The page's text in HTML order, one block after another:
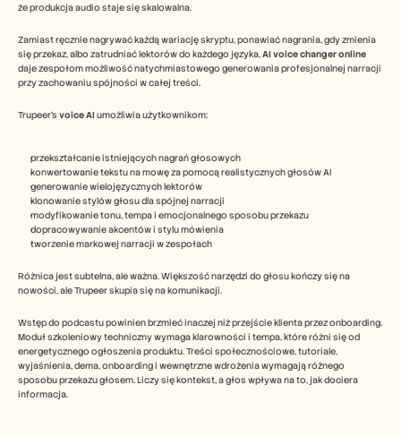
że produkcja audio staje się skalowalna.
Zamiast ręcznie nagrywać każdą wariację skryptu, ponawiać nagrania, gdy zmienia
się przekaz, albo zatrudniać lektorów do każdego języka, AI voice changer online
daje zespołom możliwość natychmiastowego generowania profesjonalnej narracji
przy zachowaniu spójności w całej treści.
Trupeer’s voice AI umożliwia użytkownikom:
przekształcanie istniejących nagrań głosowych
konwertowanie tekstu na mowę za pomocą realistycznych głosów AI
generowanie wielojęzycznych lektorów
klonowanie stylów głosu dla spójnej narracji
modyfikowanie tonu, tempa i emocjonalnego sposobu przekazu
dopracowywanie akcentów i stylu mówienia
tworzenie markowej narracji w zespołach
Różnica jest subtelna, ale ważna. Większość narzędzi do głosu kończy się na
nowości, ale Trupeer skupia się na komunikacji.
Wstęp do podcastu powinien brzmieć inaczej niż przejście klienta przez onboarding.
Moduł szkoleniowy techniczny wymaga klarowności i tempa, które różni się od
energetycznego ogłoszenia produktu. Treści społecznościowe, tutoriale,
wyjaśnienia, dema, onboarding i wewnętrzne wdrożenia wymagają różnego
sposobu przekazu głosem. Liczy się kontekst, a głos wpływa na to, jak dociera
informacja.